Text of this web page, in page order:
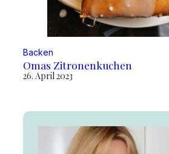
Backen
Omas Zitronenkuchen
26. April 2023